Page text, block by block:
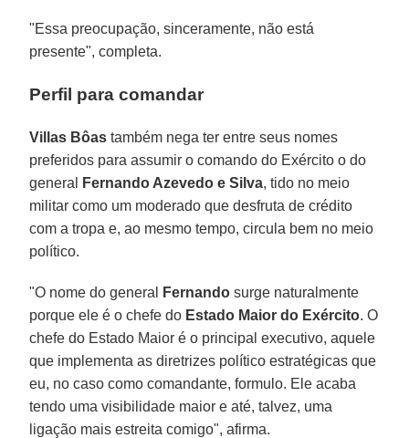
"Essa preocupação, sinceramente, não está
presente", completa.
Perfil para comandar
Villas Bôas também nega ter entre seus nomes
preferidos para assumir o comando do Exército o do
general
Fernando Azevedo e Silva, tido no meio
militar como um moderado que desfruta de crédito
com a tropa e, ao mesmo tempo, circula bem no meio
político.
"O nome do general Fernando surge naturalmente
porque ele é o chefe do Estado Maior do Exército. O
chefe do Estado Maior é o principal executivo, aquele
que implementa as diretrizes político estratégicas que
eu, no caso como comandante, formulo. Ele acaba
tendo uma visibilidade maior e até, talvez, uma
ligação mais estreita comigo", afirma.